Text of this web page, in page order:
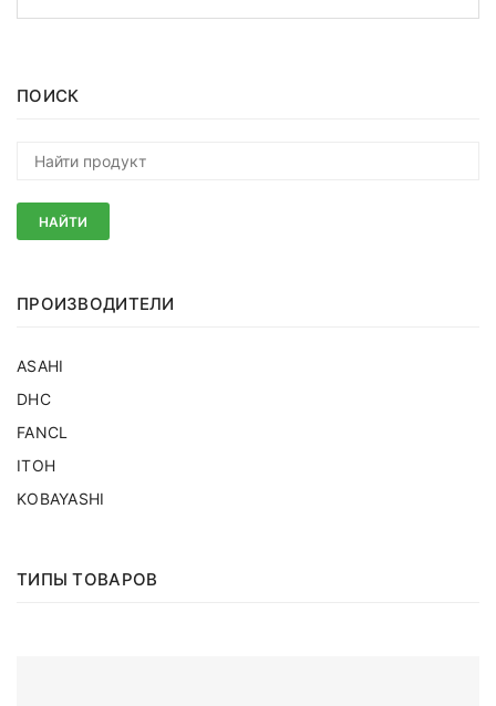
ПОИСК
НАЙТИ
ПРОИЗВОДИТЕЛИ
ASAHI
DHC
FANCL
ITOH
KOBAYASHI
ТИПЫ ТОВАРОВ